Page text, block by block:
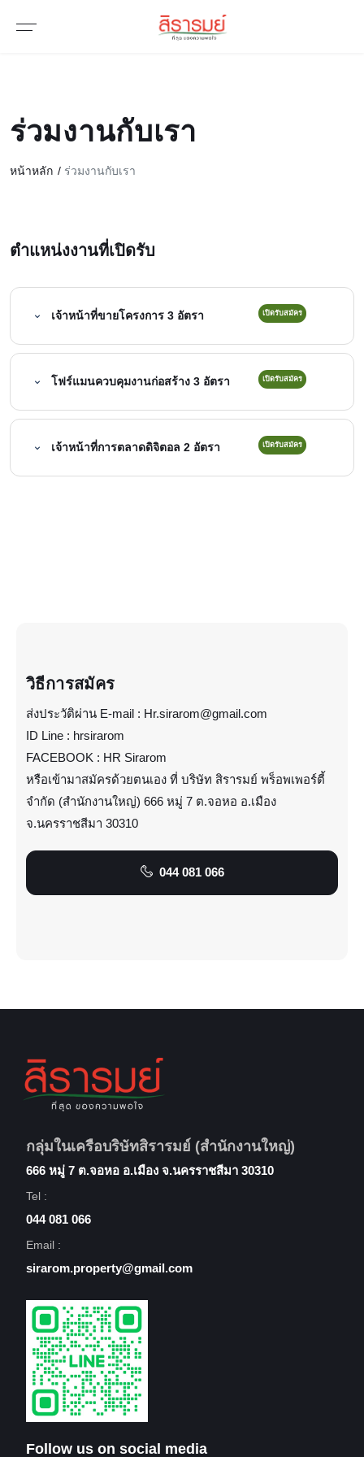
ร่วมงานกับเรา
หน้าหลัก ร่วมงานกับเรา
ตำแหน่งงานที่เปิดรับ
เจ้าหน้าที่ขายโครงการ 3 อัตรา เปิดรับสมัคร
โฟร์แมนควบคุมงานก่อสร้าง 3 อัตรา เปิดรับสมัคร
เจ้าหน้าที่การตลาดดิจิตอล 2 อัตรา เปิดรับสมัคร
วิธีการสมัคร
ส่งประวัติผ่าน E-mail : Hr.sirarom@gmail.com
ID Line : hrsirarom
FACEBOOK : HR Sirarom
หรือเข้ามาสมัครด้วยตนเอง ที่ บริษัท สิรารมย์ พร็อพเพอร์ตี้
จำกัด (สำนักงานใหญ่) 666 หมู่ 7 ต.จอหอ อ.เมือง
จ.นครราชสีมา 30310
044 081 066
กลุ่มในเครือบริษัทสิรารมย์ (สำนักงานใหญ่)
666 หมู่ 7 ต.จอหอ อ.เมือง จ.นครราชสีมา 30310
Tel :
044 081 066
Email :
sirarom.property@gmail.com
Follow us on social media